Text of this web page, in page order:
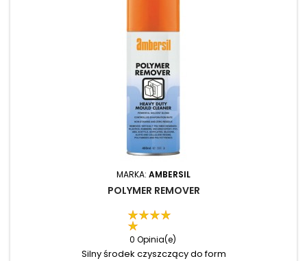
MARKA: AMBERSIL
POLYMER REMOVER
0 Opinia(e)
Silny środek czyszczący do form